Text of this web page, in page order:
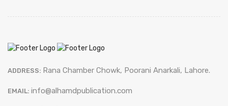
ADDRESS: Rana Chamber Chowk, Poorani Anarkali, Lahore.
EMAIL: info@alhamdpublication.com